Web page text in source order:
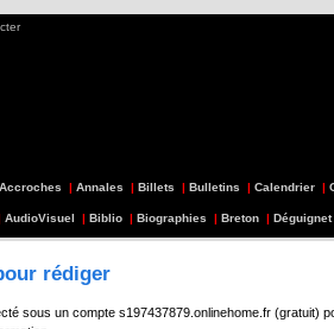
Accroches | Annales | Billets | Bulletins | Calendrier |
AudioVisuel | Biblio | Biographies | Breton | Déguignet
rédiger
sous un compte s197437879.onlinehome.fr (gratuit)